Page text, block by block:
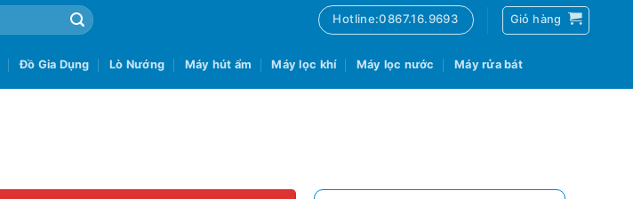
Hotline:0867.16.9693 Giỏ hàng
Đồ Gia Dụng Lò Nướng Máy hút ẩm Máy lọc khí Máy lọc nước Máy rửa bát